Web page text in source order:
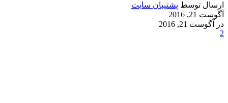
ارسال توسط پشتیبان سایت
آگوست 21, 2016
در آگوست 21, 2016
2